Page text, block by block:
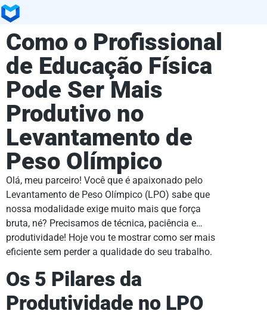
Como o Profissional
de Educação Física
Pode Ser Mais
Produtivo no
Levantamento de
Peso Olímpico
Olá, meu parceiro! Você que é apaixonado pelo
Levantamento de Peso Olímpico (LPO) sabe que
nossa modalidade exige muito mais que força
bruta, né? Precisamos de técnica, paciência e…
produtividade! Hoje vou te mostrar como ser mais
eficiente sem perder a qualidade do seu trabalho.
Os 5 Pilares da
Produtividade no LPO